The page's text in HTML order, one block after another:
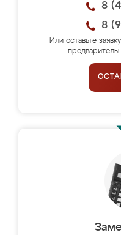
8
8
Или оставьте